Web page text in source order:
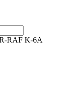
RAF K-6A